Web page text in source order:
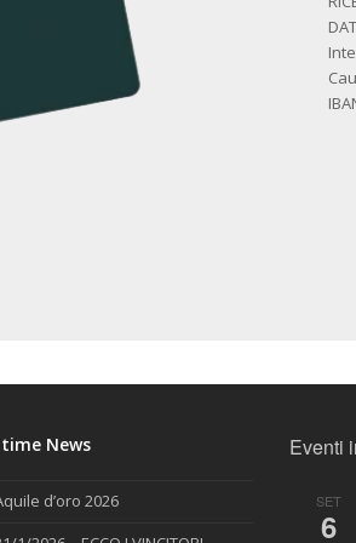
News
d’oro 2026
Eventi
SET
6